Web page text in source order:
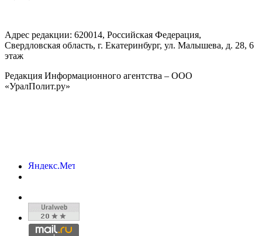
Адрес редакции: 620014, Российская Федерация,
Свердловская область, г. Екатеринбург, ул. Малышева, д. 28, 6
этаж
Редакция Информационного агентства – ООО
«УралПолит.ру»